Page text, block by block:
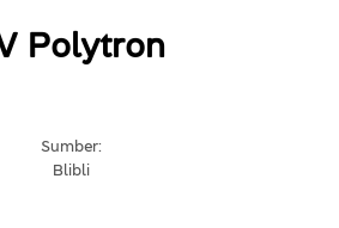
Polytron
Sumber:
Blibli